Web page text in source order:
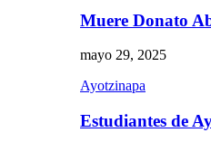
Muere Donato
mayo 29, 2025
Ayotzinapa
Estudiantes de